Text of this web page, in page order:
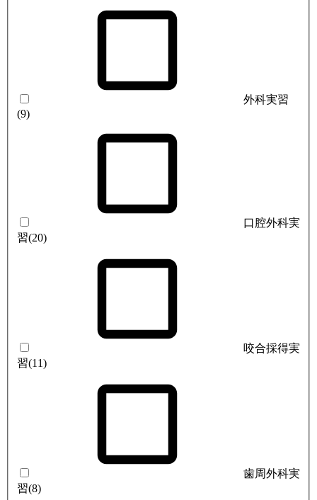
外科実習
(9)
口腔外科実
習(20)
咬合採得実
習(11)
歯周外科実
習(8)